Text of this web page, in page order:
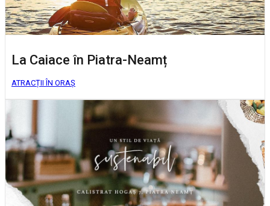
La Caiace în Piatra-Neamț
ATRACȚII ÎN ORAȘ